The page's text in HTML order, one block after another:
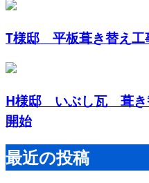
T様邸 平板葺き替え
H様邸 いぶし瓦 葺
開始
最近の投稿